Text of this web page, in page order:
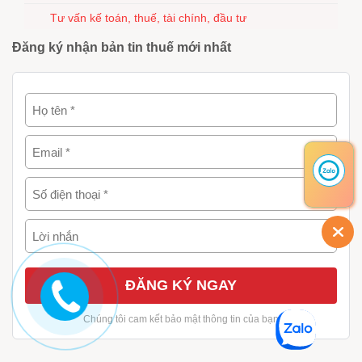
Tư vấn kế toán, thuế, tài chính, đầu tư
Đăng ký nhận bản tin thuế mới nhất